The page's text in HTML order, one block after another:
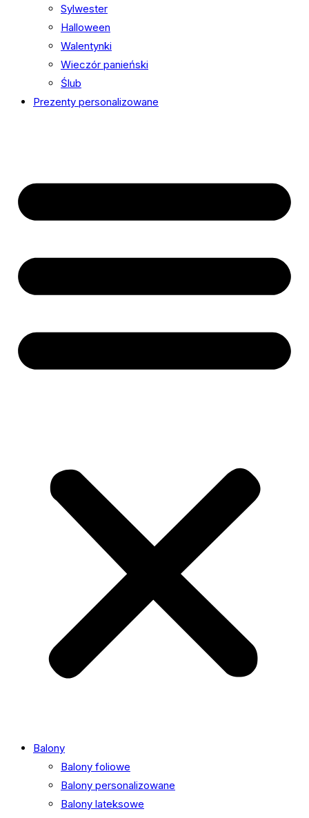
Sylwester
Halloween
Walentynki
Wieczór panieński
Ślub
Prezenty personalizowane
Balony
Balony foliowe
Balony personalizowane
Balony lateksowe